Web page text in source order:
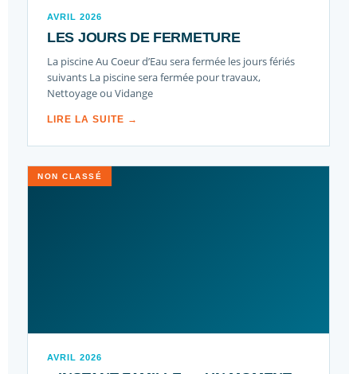
AVRIL 2026
LES JOURS DE FERMETURE
La piscine Au Coeur d’Eau sera fermée les jours fériés
suivants La piscine sera fermée pour travaux,
Nettoyage ou Vidange
LIRE LA SUITE →
NON CLASSÉ
AVRIL 2026